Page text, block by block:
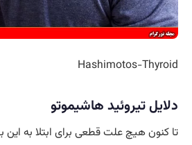
Hashimotos-Thyroid
دلایل تیروئید هاشیموتو
تا کنون هیچ علت قطعی برای ابتلا به این